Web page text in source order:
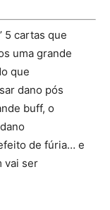
5 cartas que
uma grande
que
dano pós
buff, o
de fúria… e
vai ser